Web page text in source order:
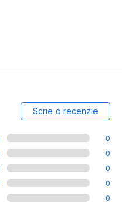
Scrie o recenzie
0
0
0
0
0